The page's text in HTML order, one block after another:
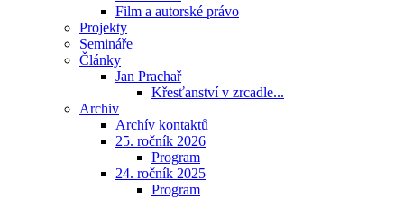
Film a autorské právo
Projekty
Semináře
Články
Jan Prachař
Křesťanství v zrcadle...
Archiv
Archív kontaktů
25. ročník 2026
Program
24. ročník 2025
Program